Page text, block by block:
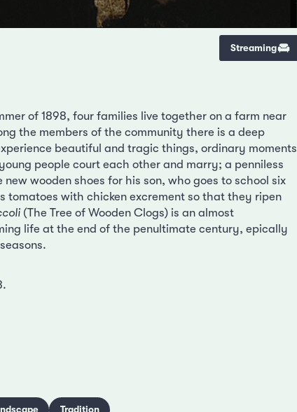
Streaming
of 1898, four families live together on a farm near
the members of the community there is a deep
beautiful and tragic things, ordinary moments
people court each other and marry; a penniless
wooden shoes for his son, who goes to school six
tomatoes with chicken excrement so that they ripen
(The Tree of Wooden Clogs) is an almost
life at the end of the penultimate century, epically
Tradition